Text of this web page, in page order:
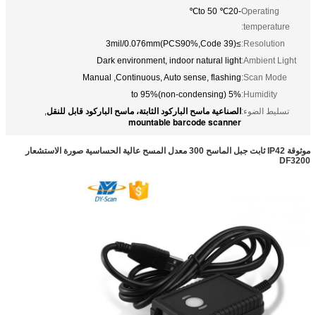
Operating
temperature:
-20℃ to 50℃
Resolution:
≥3mil/0.076mm(PCS90%,Code 39)
Ambient Light:
Dark environment, indoor natural light
Scan Mode:
Manual ,Continuous, Auto sense, flashing
Humidity:
5% to 95%(non-condensing)
تسليط الضوء:الصناعية ماسح الباركود الثابتة، ماسح الباركود قابل للنقل,
mountable barcode scanner
موثوقة IP42 ثابت جبل الماسح 300 معدل المسح عالية الحساسية صورة الاستشعار
DF3200